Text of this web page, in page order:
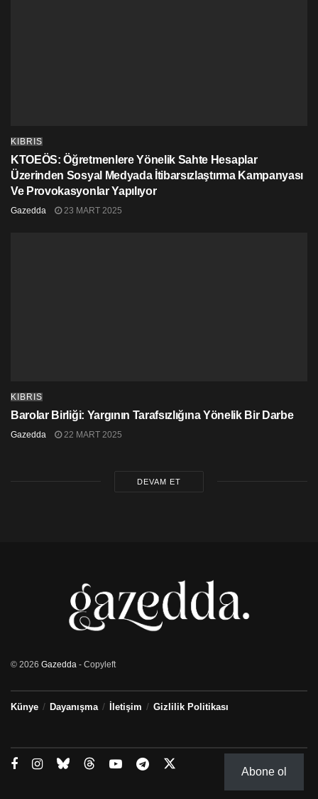
KIBRIS
KTOEÖS: Öğretmenlere Yönelik Sahte Hesaplar
Üzerinden Sosyal Medyada İtibarsızlaştırma Kampanyası
Ve Provokasyonlar Yapılıyor
Gazedda 23 MART 2025
KIBRIS
Barolar Birliği: Yargının Tarafsızlığına Yönelik Bir Darbe
Gazedda 22 MART 2025
DEVAM ET
© 2026 Gazedda - Copyleft
Künye Dayanışma İletişim Gizlilik Politikası
Abone ol